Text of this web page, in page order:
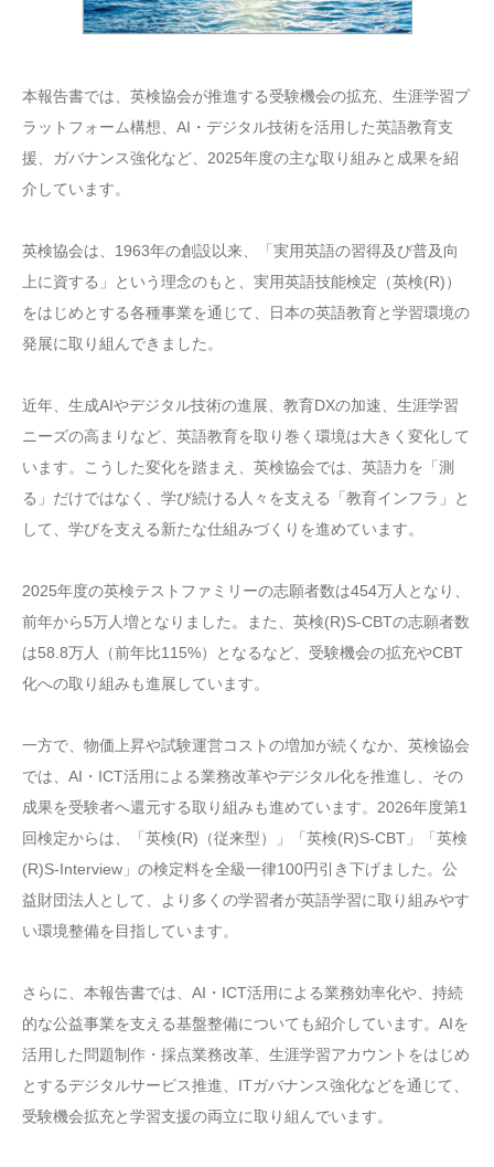
本報告書では、英検協会が推進する受験機会の拡充、生涯学習プ
ラットフォーム構想、AI・デジタル技術を活用した英語教育支
援、ガバナンス強化など、2025年度の主な取り組みと成果を紹
介しています。
英検協会は、1963年の創設以来、「実用英語の習得及び普及向
上に資する」という理念のもと、実用英語技能検定（英検(R)）
をはじめとする各種事業を通じて、日本の英語教育と学習環境の
発展に取り組んできました。
近年、生成AIやデジタル技術の進展、教育DXの加速、生涯学習
ニーズの高まりなど、英語教育を取り巻く環境は大きく変化して
います。こうした変化を踏まえ、英検協会では、英語力を「測
る」だけではなく、学び続ける人々を支える「教育インフラ」と
して、学びを支える新たな仕組みづくりを進めています。
2025年度の英検テストファミリーの志願者数は454万人となり、
前年から5万人増となりました。また、英検(R)S-CBTの志願者数
は58.8万人（前年比115%）となるなど、受験機会の拡充やCBT
化への取り組みも進展しています。
一方で、物価上昇や試験運営コストの増加が続くなか、英検協会
では、AI・ICT活用による業務改革やデジタル化を推進し、その
成果を受験者へ還元する取り組みも進めています。2026年度第1
回検定からは、「英検(R)（従来型）」「英検(R)S-CBT」「英検
(R)S-Interview」の検定料を全級一律100円引き下げました。公
益財団法人として、より多くの学習者が英語学習に取り組みやす
い環境整備を目指しています。
さらに、本報告書では、AI・ICT活用による業務効率化や、持続
的な公益事業を支える基盤整備についても紹介しています。AIを
活用した問題制作・採点業務改革、生涯学習アカウントをはじめ
とするデジタルサービス推進、ITガバナンス強化などを通じて、
受験機会拡充と学習支援の両立に取り組んでいます。